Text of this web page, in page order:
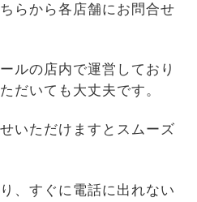
らから各店舗にお問合せ
ルの店内で運営しており
だいても大丈夫です。
いただけますとスムーズ
、すぐに電話に出れない